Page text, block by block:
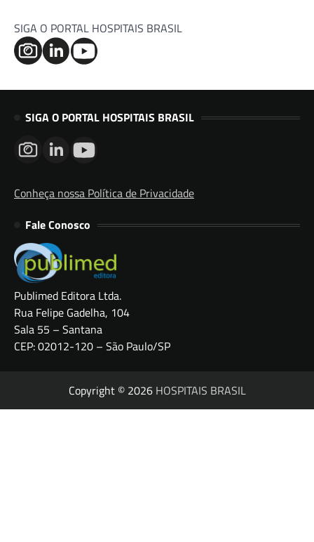
SIGA O PORTAL HOSPITAIS BRASIL
SIGA O PORTAL HOSPITAIS BRASIL
Conheça nossa Política de Privacidade
Fale Conosco
Publimed Editora Ltda.
Rua Felipe Gadelha, 104
Sala 55 – Santana
CEP: 02012-120 – São Paulo/SP
Copyright © 2026 HOSPITAIS BRASIL